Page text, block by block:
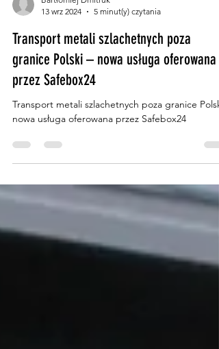
Bartłomiej Dmitruk
13 wrz 2024
5 minut(y) czytania
Transport metali szlachetnych poza
granice Polski – nowa usługa oferowana
przez Safebox24
Transport metali szlachetnych poza granice